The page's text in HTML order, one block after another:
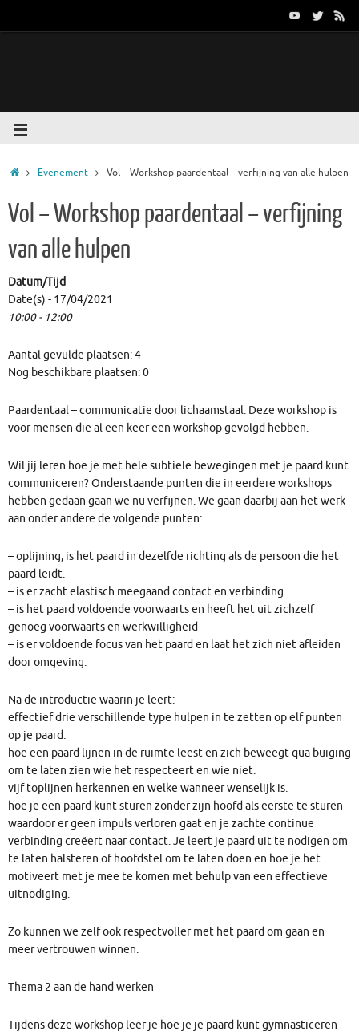
Evenement Vol – Workshop paardentaal – verfijning van alle hulpen
Vol – Workshop paardentaal – verfijning
van alle hulpen
Datum/Tijd
Date(s) - 17/04/2021
10:00 - 12:00
Aantal gevulde plaatsen: 4
Nog beschikbare plaatsen: 0
Paardentaal – communicatie door lichaamstaal. Deze workshop is
voor mensen die al een keer een workshop gevolgd hebben.
Wil jij leren hoe je met hele subtiele bewegingen met je paard kunt
communiceren? Onderstaande punten die in eerdere workshops
hebben gedaan gaan we nu verfijnen. We gaan daarbij aan het werk
aan onder andere de volgende punten:
– oplijning, is het paard in dezelfde richting als de persoon die het
paard leidt.
– is er zacht elastisch meegaand contact en verbinding
– is het paard voldoende voorwaarts en heeft het uit zichzelf
genoeg voorwaarts en werkwilligheid
– is er voldoende focus van het paard en laat het zich niet afleiden
door omgeving.
Na de introductie waarin je leert:
effectief drie verschillende type hulpen in te zetten op elf punten
op je paard.
hoe een paard lijnen in de ruimte leest en zich beweegt qua buiging
om te laten zien wie het respecteert en wie niet.
vijf toplijnen herkennen en welke wanneer wenselijk is.
hoe je een paard kunt sturen zonder zijn hoofd als eerste te sturen
waardoor er geen impuls verloren gaat en je zachte continue
verbinding creëert naar contact. Je leert je paard uit te nodigen om
te laten halsteren of hoofdstel om te laten doen en hoe je het
motiveert met je mee te komen met behulp van een effectieve
uitnodiging.
Zo kunnen we zelf ook respectvoller met het paard om gaan en
meer vertrouwen winnen.
Thema 2 aan de hand werken
Tijdens deze workshop leer je hoe je je paard kunt gymnasticeren